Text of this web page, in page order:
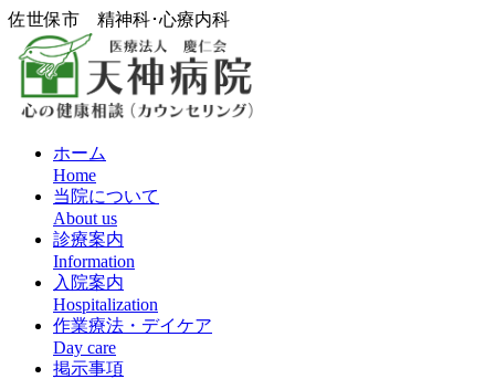
佐世保市 精神科･心療内科
ホーム
Home
当院について
About us
診療案内
Information
入院案内
Hospitalization
作業療法・デイケア
Day care
掲示事項